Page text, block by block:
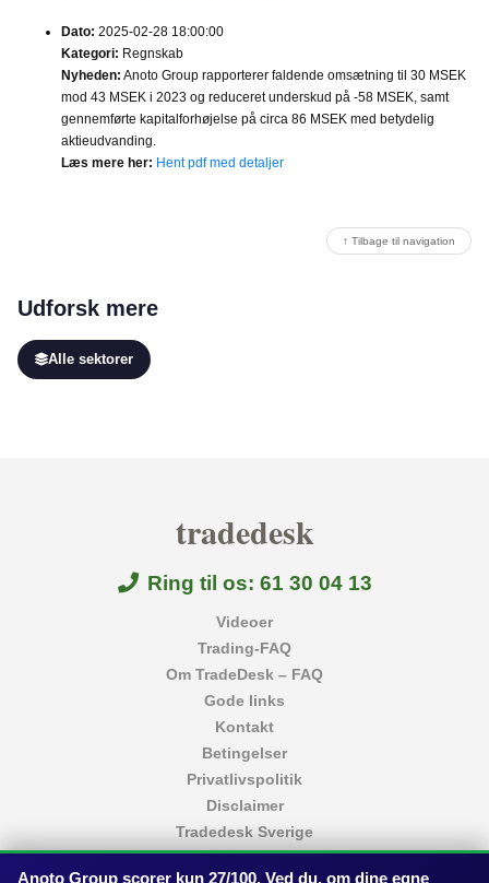
Dato: 2025-02-28 18:00:00
Kategori: Regnskab
Nyheden: Anoto Group rapporterer faldende omsætning til 30 MSEK
mod 43 MSEK i 2023 og reduceret underskud på -58 MSEK, samt
gennemførte kapitalforhøjelse på circa 86 MSEK med betydelig
aktieudvanding.
Læs mere her: Hent pdf med detaljer
↑ Tilbage til navigation
Udforsk mere
Alle sektorer
Anoto Group scorer kun 27/100. Ved du, om dine egne
tradedesk
Ring til os: 61 30 04 13
Videoer
Trading-FAQ
Om TradeDesk – FAQ
Gode links
Kontakt
Betingelser
Privatlivspolitik
Disclaimer
Tradedesk Sverige
Handelsdesk Tyskland